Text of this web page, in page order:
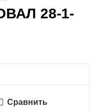
28-1-
Сравнить